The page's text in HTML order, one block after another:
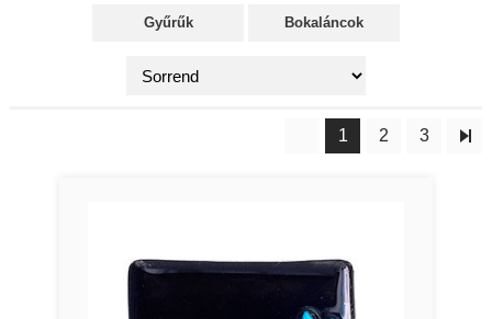
Gyűrűk Bokaláncok
1 2 3